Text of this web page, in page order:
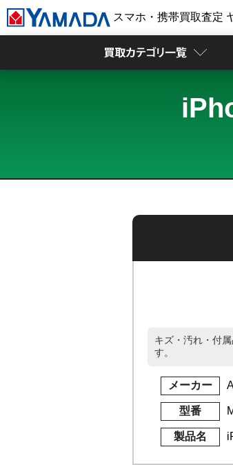
スマホ・携帯買取査定
キズ・汚れ・付
す。
メーカー
型番
製品名